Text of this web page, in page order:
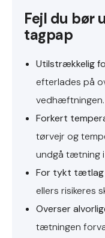
Fejl du bør
tagpap
Utilstrækkelig
efterlades på
vedhæftningen.
Forkert
tørvejr og
undgå tætning
For tykt tætlag
ellers risikeres
Overser
tætningen